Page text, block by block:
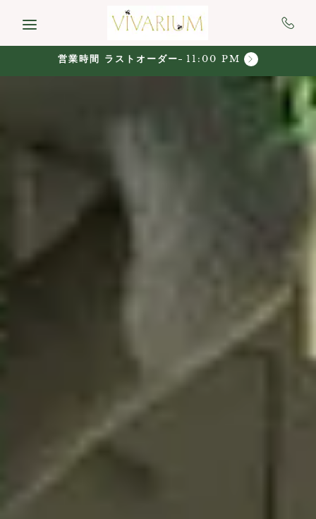
Skip to main content
営業時間 ラストオーダー 11:00 PM